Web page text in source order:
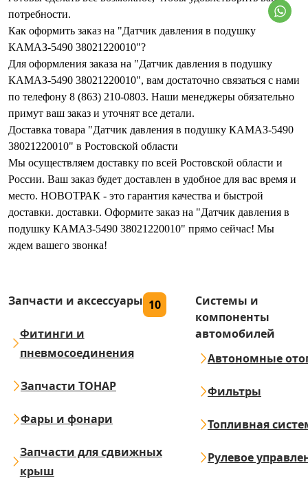
потребности.
Как оформить заказ на "Датчик давления в подушку
КАМАЗ-5490 38021220010"?
Для оформления заказа на "Датчик давления в подушку
КАМАЗ-5490 38021220010", вам достаточно связаться с нами
по телефону 8 (863) 210-0803. Наши менеджеры обязательно
примут ваш заказ и уточнят все детали.
Доставка товара "Датчик давления в подушку КАМАЗ-5490
38021220010" в Ростовской области
Мы осуществляем доставку по всей Ростовской области и
России. Ваш заказ будет доставлен в удобное для вас время и
место. НОВОТРАК - это гарантия качества и быстрой
доставки. доставки. Оформите заказ на "Датчик давления в
подушку КАМАЗ-5490 38021220010" прямо сейчас! Мы
ждем вашего звонка!
Запчасти и аксессуары 10
Фитинги и
пневмосоединения
Запчасти ТОНАР
Фары и фонари
Запчасти для сдвижных
крыш
Системы и
компоненты
автомобилей
Автономные
Фильтры
Топливная
Рулевое